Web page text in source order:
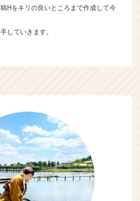
Hをキリの良いところまで作成して今
していきます。